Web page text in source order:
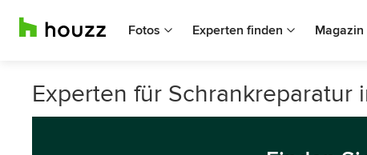
Fotos Experten finden Magazin
Experten für Schrankreparatur